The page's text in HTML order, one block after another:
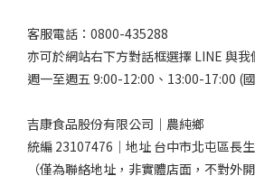
客服電話：0800-435288
亦可於網站右下方對話框選擇 LINE 與我
週一至週五 9:00-12:00、13:00-17:00 (
吉康食品股份有限公司｜農純鄉
統編 23107476｜地址 台中市北屯區長
（僅為聯絡地址，非實體店面，不對外開